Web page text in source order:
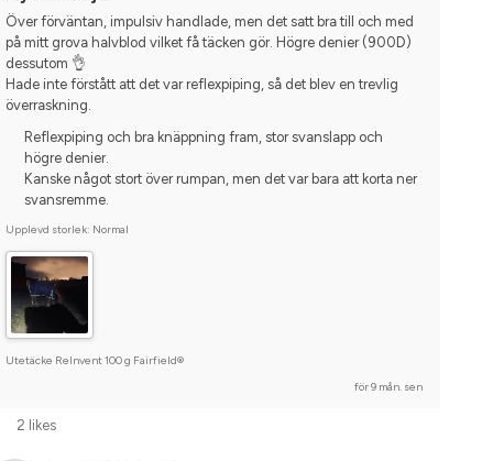
Över förväntan, impulsiv handlade, men det satt bra till och med
på mitt grova halvblod vilket få täcken gör. Högre denier (900D)
dessutom 👌
Hade inte förstått att det var reflexpiping, så det blev en trevlig
överraskning.
Reflexpiping och bra knäppning fram, stor svanslapp och
högre denier.
Kanske något stort över rumpan, men det var bara att korta ner
svansremme.
Upplevd storlek: Normal
Utetäcke ReInvent 100 g Fairfield®
för 9 mån. sen
2 likes